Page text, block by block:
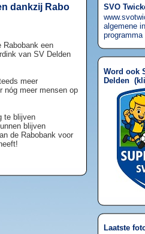
dankzij Rabo
Rabobank een
van SV Delden
meer
nóg meer mensen op
te blijven
blijven
de Rabobank voor
SVO
algemene
programma|
Word ook
Delden (
Laatste